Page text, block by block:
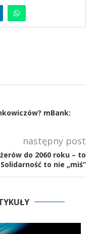
mBank:
następny post
do 2060 roku – to
to nie „miś”